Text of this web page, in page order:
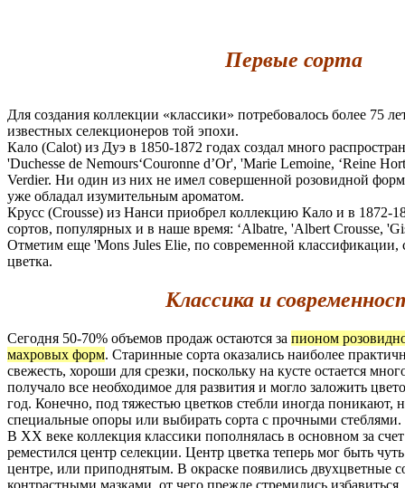
Первые сорта
Для создания коллекции «классики» потребовалось более 75
известных селекционеров той эпохи.
Кало (Calot) из Дуэ в 1850-1872 годах создал много
'Duchesse de Nemours‘Couronne d’Or', 'Marie Lemoine, ‘Reine
Verdier. Ни один из них не имел совершенной розовидной
уже обладал изумительным ароматом.
Крусс (Crousse) из Нанси приобрел коллекцию Кало и в 1872-
сортов, популярных и в наше время: ‘Albatre, 'Albert Crousse,
Отметим еще 'Mons Jules Elie, по современной
цветка.
Классика и
Сегодня 50-70% объемов продаж остаются за пионом
махровых форм. Старинные сорта оказались наиболее
свежесть, хороши для срезки, поскольку на кусте остается
получало все необходимое для развития и могло заложить
год. Конечно, под тяжестью цветков стебли иногда поникают,
специальные опоры или выбирать сорта с прочными стеблями.
В XX веке коллекция классики пополнялась в основном за
реместился центр селекции. Центр цветка теперь мог быть
центре, или приподнятым. В окраске появились двухцветные
контрастными мазками, от чего прежде стремились